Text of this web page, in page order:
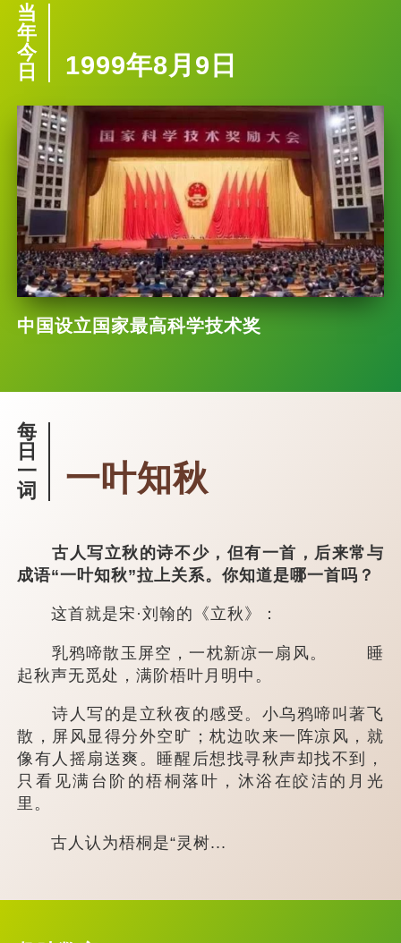
当
年
今
日
1999年8月9日
中国设立国家最高科学技术奖
每
日
一
词
一叶知秋
古人写立秋的诗不少，但有一首，后来常与
成语“一叶知秋”拉上关系。你知道是哪一首吗？
这首就是宋·刘翰的《立秋》：
乳鸦啼散玉屏空，一枕新凉一扇风。 睡
起秋声无觅处，满阶梧叶月明中。
诗人写的是立秋夜的感受。小乌鸦啼叫著飞
散，屏风显得分外空旷；枕边吹来一阵凉风，就
像有人摇扇送爽。睡醒后想找寻秋声却找不到，
只看见满台阶的梧桐落叶，沐浴在皎洁的月光
里。
古人认为梧桐是“灵树...